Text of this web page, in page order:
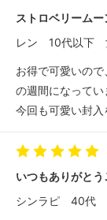
ストロベリームー
レン
10代以下
お得で可愛いの
の週間になってい
今回も可愛い封入
いつもありがと
シンラピ
40代